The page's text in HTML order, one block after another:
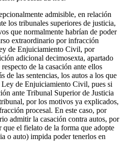
admisible, en relación
los tribunales superiores de justicia,
que normalmente habrían de poder
extraordinario por infracción
de Enjuiciamiento Civil, por
adicional decimosexta, apartado
de la casación ante ellos
de las sentencias, los autos a los que
de Enjuiciamiento Civil, pues si
ante Tribunal Superior de Justicia
por los motivos ya explicados,
procesal. En este caso, por
admitir la casación contra autos, por
el fielato de la forma que adopte
o auto) impida poder tenerlos en